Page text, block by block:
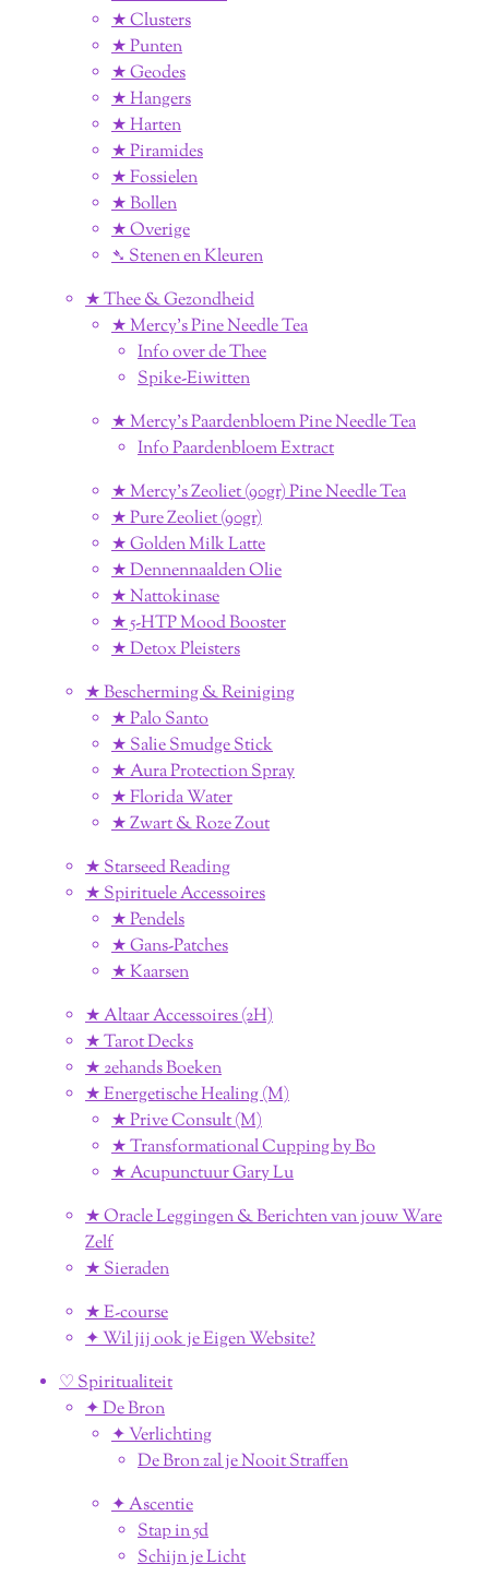
★ Clusters
★ Punten
★ Geodes
★ Hangers
★ Harten
★ Piramides
★ Fossielen
★ Bollen
★ Overige
➴ Stenen en Kleuren
★ Thee & Gezondheid
★ Mercy's Pine Needle Tea
Info over de Thee
Spike-Eiwitten
★ Mercy's Paardenbloem Pine Needle Tea
Info Paardenbloem Extract
★ Mercy's Zeoliet (90gr) Pine Needle Tea
★ Pure Zeoliet (90gr)
★ Golden Milk Latte
★ Dennennaalden Olie
★ Nattokinase
★ 5-HTP Mood Booster
★ Detox Pleisters
★ Bescherming & Reiniging
★ Palo Santo
★ Salie Smudge Stick
★ Aura Protection Spray
★ Florida Water
★ Zwart & Roze Zout
★ Starseed Reading
★ Spirituele Accessoires
★ Pendels
★ Gans-Patches
★ Kaarsen
★ Altaar Accessoires (2H)
★ Tarot Decks
★ 2ehands Boeken
★ Energetische Healing (M)
★ Prive Consult (M)
★ Transformational Cupping by Bo
★ Acupunctuur Gary Lu
★ Oracle Leggingen & Berichten van jouw Ware
Zelf
★ Sieraden
★ E-course
✦ Wil jij ook je Eigen Website?
♡ Spiritualiteit
✦ De Bron
✦ Verlichting
De Bron zal je Nooit Straffen
✦ Ascentie
Stap in 5d
Schijn je Licht